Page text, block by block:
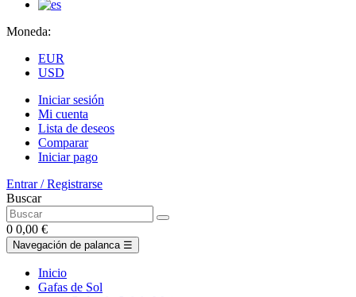
Moneda:
EUR
USD
Iniciar sesión
Mi cuenta
Lista de deseos
Comparar
Iniciar pago
Entrar / Registrarse
Buscar
0 0,00 €
Navegación de palanca ☰
Inicio
Gafas de Sol